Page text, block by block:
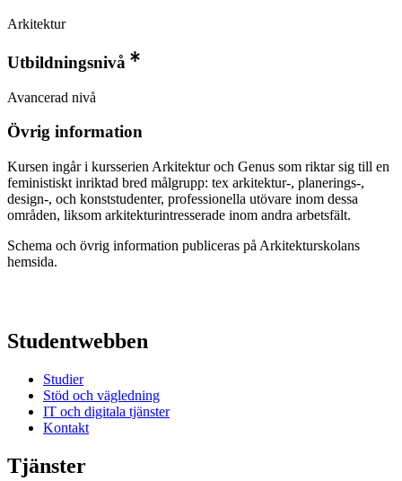
Arkitektur
Utbildningsnivå
Avancerad nivå
Övrig information
Kursen ingår i kursserien Arkitektur och Genus som riktar sig till en
feministiskt inriktad bred målgrupp: tex arkitektur-, planerings-,
design-, och konststudenter, professionella utövare inom dessa
områden, liksom arkitekturintresserade inom andra arbetsfält.
Schema och övrig information publiceras på Arkitekturskolans
hemsida.
Studentwebben
Studier
Stöd och vägledning
IT och digitala tjänster
Kontakt
Tjänster